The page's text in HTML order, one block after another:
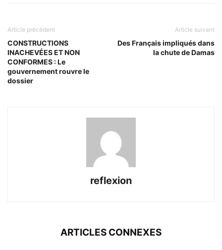
Article précédent
CONSTRUCTIONS
INACHEVÉES ET NON
CONFORMES : Le
gouvernement rouvre le
dossier
Article suivant
Des Français impliqués dans
la chute de Damas
reflexion
ARTICLES CONNEXES